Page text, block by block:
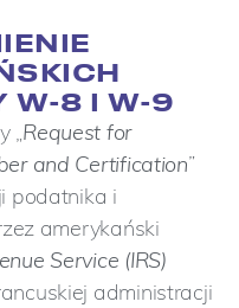
W-8 I W-9
„Request for
and Certification”
podatnika i
amerykański
Service (IRS)
administracji